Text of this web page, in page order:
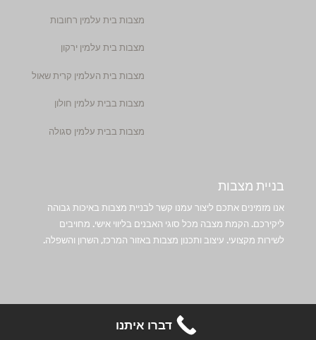
מצבות בית עלמין רחובות
מצבות בית עלמין ירקון
מצבות בית העלמין קרית שאול
מצבות בבית עלמין חולון
מצבות בבית עלמין סגולה
בניית מצבות
אנו מזמינים אתכם ליצור עמנו קשר לבניית מצבות באיכות גבוהה
ליקירכם. הקמת מצבה מכל סוגי האבנים בליווי אישי. מחויבים
לשירות מקצועי. עיצוב ותכנון מצבות באזור המרכז, השרון והשפלה.
דברו איתנו